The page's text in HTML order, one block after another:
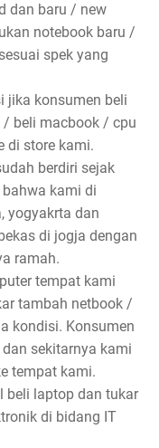
dan baru / new
notebook baru /
spek yang
jika konsumen beli
/ beli macbook / cpu
di store kami.
berdiri sejak
kami di
yogyakrta dan
di jogja dengan
ramah.
tempat kami
tambah netbook /
kondisi. Konsumen
sekitarnya kami
tempat kami.
beli laptop dan tukar
di bidang IT